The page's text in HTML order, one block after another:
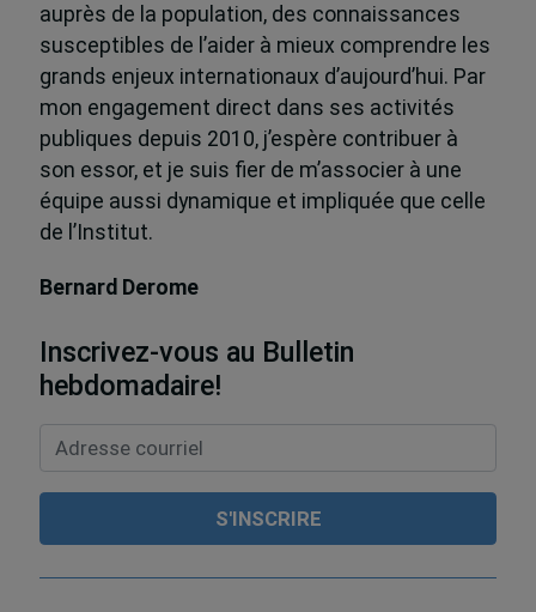
auprès de la population, des connaissances
susceptibles de l’aider à mieux comprendre les
grands enjeux internationaux d’aujourd’hui. Par
mon engagement direct dans ses activités
publiques depuis 2010, j’espère contribuer à
son essor, et je suis fier de m’associer à une
équipe aussi dynamique et impliquée que celle
de l’Institut.
Bernard Derome
Inscrivez-vous au Bulletin
hebdomadaire!